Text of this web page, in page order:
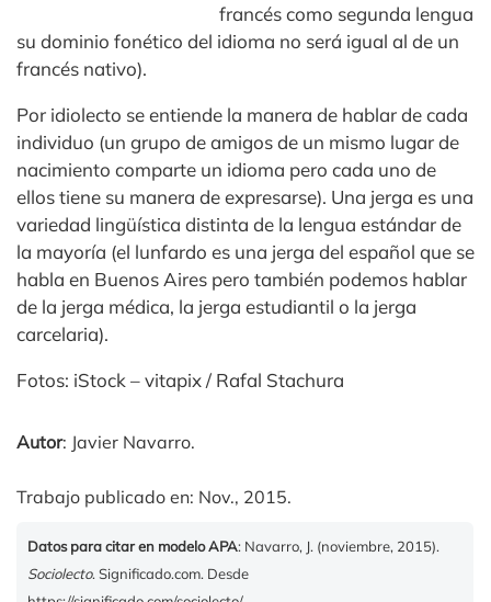
francés como segunda lengua
su dominio fonético del idioma no será igual al de un
francés nativo).
Por idiolecto se entiende la manera de hablar de cada
individuo (un grupo de amigos de un mismo lugar de
nacimiento comparte un idioma pero cada uno de
ellos tiene su manera de expresarse). Una jerga es una
variedad lingüística distinta de la lengua estándar de
la mayoría (el lunfardo es una jerga del español que se
habla en Buenos Aires pero también podemos hablar
de la jerga médica, la jerga estudiantil o la jerga
carcelaria).
Fotos: iStock – vitapix / Rafal Stachura
Autor: Javier Navarro.
Trabajo publicado en: Nov., 2015.
Datos para citar en modelo APA: Navarro, J. (noviembre, 2015).
Sociolecto. Significado.com. Desde